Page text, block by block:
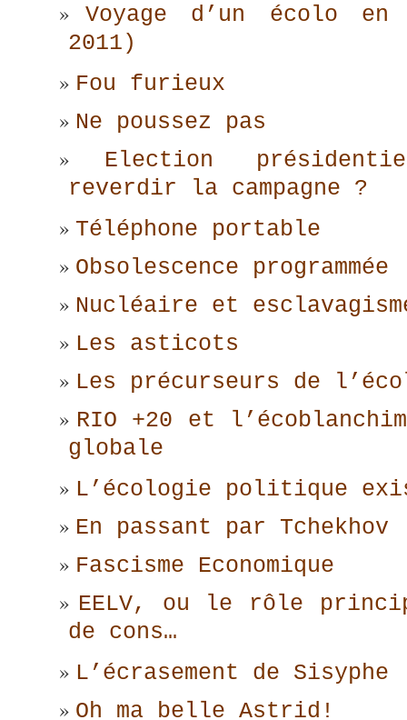
Voyage d’un écolo
2011)
Fou furieux
Ne poussez pas
Election
reverdir la campagne ?
Téléphone portable
Obsolescence programmée
Nucléaire et
Les asticots
Les précurseurs de
RIO +20 et
globale
L’écologie politique
En passant par Tchekhov
Fascisme Economique
EELV, ou le rôle
de cons…
L’écrasement de Sisyphe
Oh ma belle Astrid!